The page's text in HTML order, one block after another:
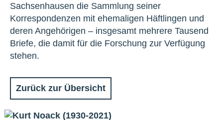
Sachsenhausen die Sammlung seiner
Korrespondenzen mit ehemaligen Häftlingen und
deren Angehörigen – insgesamt mehrere Tausend
Briefe, die damit für die Forschung zur Verfügung
stehen.
Zurück zur Übersicht